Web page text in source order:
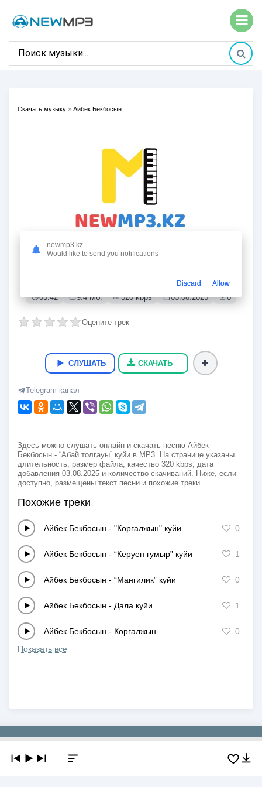
Скачать музыку » Айбек Бекбосын
03:42 9.4 Мб. 320 kbps 03.08.2025 8
Оцените трек
СЛУШАТЬ СКАЧАТЬ
Telegram канал
Здесь можно слушать онлайн и скачать песню Айбек
Бекбосын - “Абай толгауы” куйи в MP3. На странице указаны
длительность, размер файла, качество 320 kbps, дата
добавления 03.08.2025 и количество скачиваний. Ниже, если
доступно, размещены текст песни и похожие треки.
Похожие треки
Айбек Бекбосын - "Коргалжын" куйи 0
Айбек Бекбосын - “Керуен гумыр” куйи 1
Айбек Бекбосын - “Мангилик” куйи 0
Айбек Бекбосын - Дала куйи 1
Айбек Бекбосын - Коргалжын
0
Показать все
newmp3.kz
Would like to send you notifications
Discard Allow